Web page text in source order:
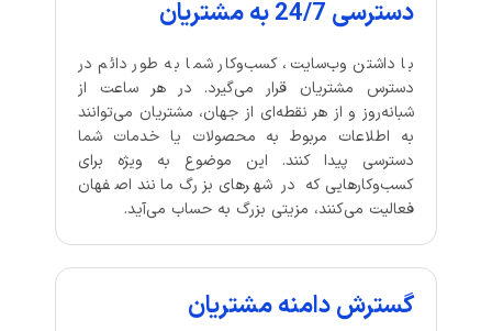
دسترسی 24/7 به مشتریان
با داشتن وب‌سایت، کسب‌وکار شما به طور دائم در
دسترس مشتریان قرار می‌گیرد. در هر ساعت از
شبانه‌روز و از هر نقطه‌ای از جهان، مشتریان می‌توانند
به اطلاعات مربوط به محصولات یا خدمات شما
دسترسی پیدا کنند. این موضوع به ویژه برای
کسب‌وکارهایی که در شهرهای بزرگ مانند اصفهان
فعالیت می‌کنند، مزیتی بزرگ به حساب می‌آید.
گسترش دامنه مشتریان